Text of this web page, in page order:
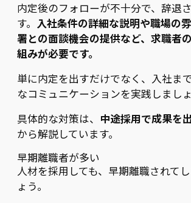
内定後のフォローが不十分で、辞退
す。 入社条件の詳細な説明や職場の
署との面談機会の提供など、求職者
組みが必要です。
単に内定を出すだけでなく、入社ま
なコミュニケーションを実践しましょ
具体的な対策は、 中途採用で成果を
から解説しています。
早期離職者が多い
人材を採用しても、早期離職されて
ょう。